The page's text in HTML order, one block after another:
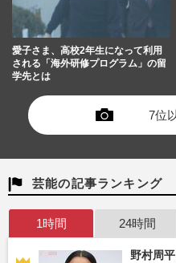
愛子さま、高校2年生になって利用
される「海外研修プログラム」の留
学先とは
7位
芸能の記事ランキング
1時間 24時間
野村周